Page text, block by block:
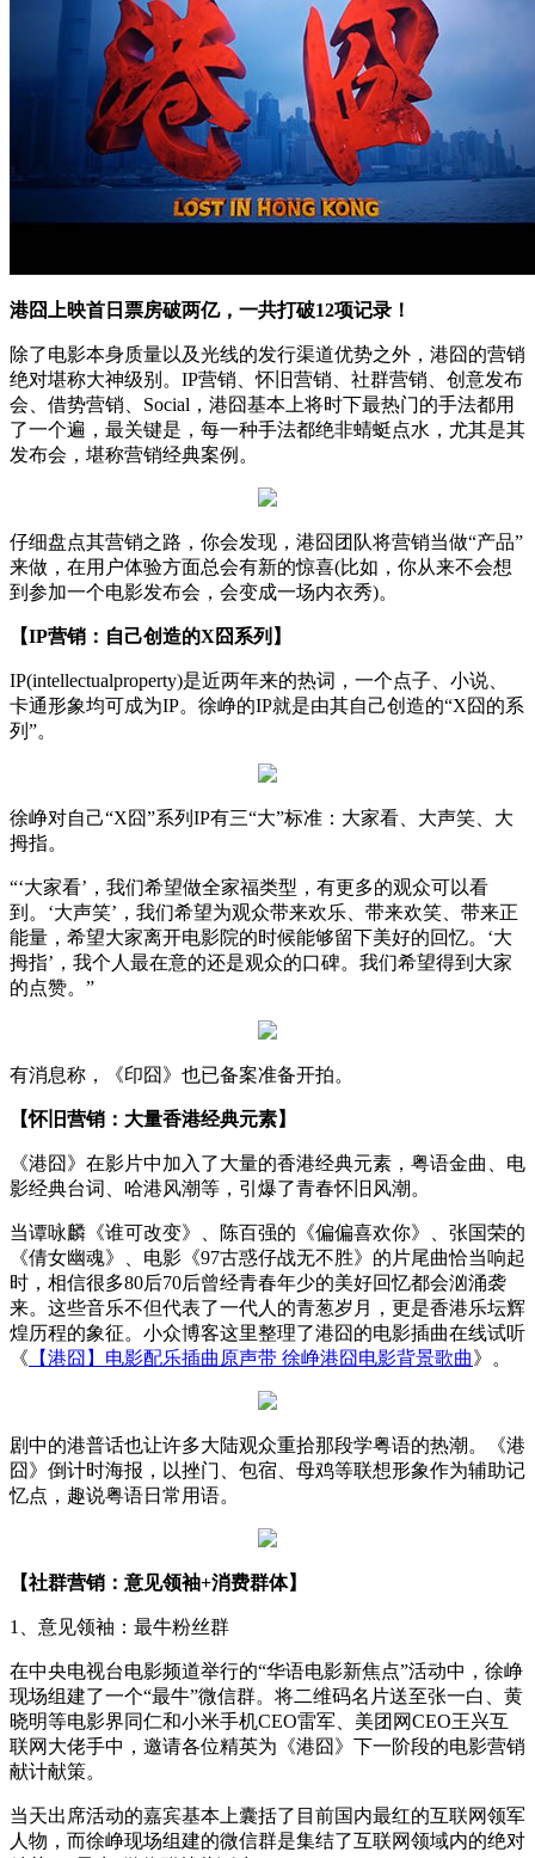
港囧上映首日票房破两亿，一共打破12项记录！
除了电影本身质量以及光线的发行渠道优势之外，港囧的营销
绝对堪称大神级别。IP营销、怀旧营销、社群营销、创意发布
会、借势营销、Social，港囧基本上将时下最热门的手法都用
了一个遍，最关键是，每一种手法都绝非蜻蜓点水，尤其是其
发布会，堪称营销经典案例。
仔细盘点其营销之路，你会发现，港囧团队将营销当做“产品”
来做，在用户体验方面总会有新的惊喜(比如，你从来不会想
到参加一个电影发布会，会变成一场内衣秀)。
【IP营销：自己创造的X囧系列】
IP(intellectualproperty)是近两年来的热词，一个点子、小说、
卡通形象均可成为IP。徐峥的IP就是由其自己创造的“X囧的系
列”。
徐峥对自己“X囧”系列IP有三“大”标准：大家看、大声笑、大
拇指。
“‘大家看’，我们希望做全家福类型，有更多的观众可以看
到。‘大声笑’，我们希望为观众带来欢乐、带来欢笑、带来正
能量，希望大家离开电影院的时候能够留下美好的回忆。‘大
拇指’，我个人最在意的还是观众的口碑。我们希望得到大家
的点赞。”
有消息称，《印囧》也已备案准备开拍。
【怀旧营销：大量香港经典元素】
《港囧》在影片中加入了大量的香港经典元素，粤语金曲、电
影经典台词、哈港风潮等，引爆了青春怀旧风潮。
当谭咏麟《谁可改变》、陈百强的《偏偏喜欢你》、张国荣的
《倩女幽魂》、电影《97古惑仔战无不胜》的片尾曲恰当响起
时，相信很多80后70后曾经青春年少的美好回忆都会汹涌袭
来。这些音乐不但代表了一代人的青葱岁月，更是香港乐坛辉
煌历程的象征。小众博客这里整理了港囧的电影插曲在线试听
《 【港囧】电影配乐插曲原声带 徐峥港囧电影背景歌曲》。
剧中的港普话也让许多大陆观众重拾那段学粤语的热潮。《港
囧》倒计时海报，以挫门、包宿、母鸡等联想形象作为辅助记
忆点，趣说粤语日常用语。
【社群营销：意见领袖+消费群体】
1、意见领袖：最牛粉丝群
在中央电视台电影频道举行的“华语电影新焦点”活动中，徐峥
现场组建了一个“最牛”微信群。将二维码名片送至张一白、黄
晓明等电影界同仁和小米手机CEO雷军、美团网CEO王兴互
联网大佬手中，邀请各位精英为《港囧》下一阶段的电影营销
献计献策。
当天出席活动的嘉宾基本上囊括了目前国内最红的互联网领军
人物，而徐峥现场组建的微信群是集结了互联网领域内的绝对